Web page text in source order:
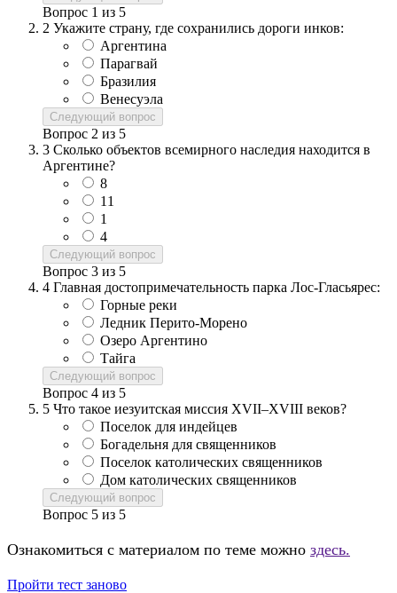
Вопрос 1 из 5
2 Укажите страну, где сохранились дороги инков:
Аргентина
Парагвай
Бразилия
Венесуэла
Следующий вопрос
Вопрос 2 из 5
3 Сколько объектов всемирного наследия находится в
Аргентине?
8
11
1
4
Следующий вопрос
Вопрос 3 из 5
4 Главная достопримечательность парка Лос-Гласьярес:
Горные реки
Ледник Перито-Морено
Озеро Аргентино
Тайга
Следующий вопрос
Вопрос 4 из 5
5 Что такое иезуитская миссия XVII–XVIII веков?
Поселок для индейцев
Богадельня для священников
Поселок католических священников
Дом католических священников
Следующий вопрос
Вопрос 5 из 5
Ознакомиться с материалом по теме можно здесь.
Пройти тест заново